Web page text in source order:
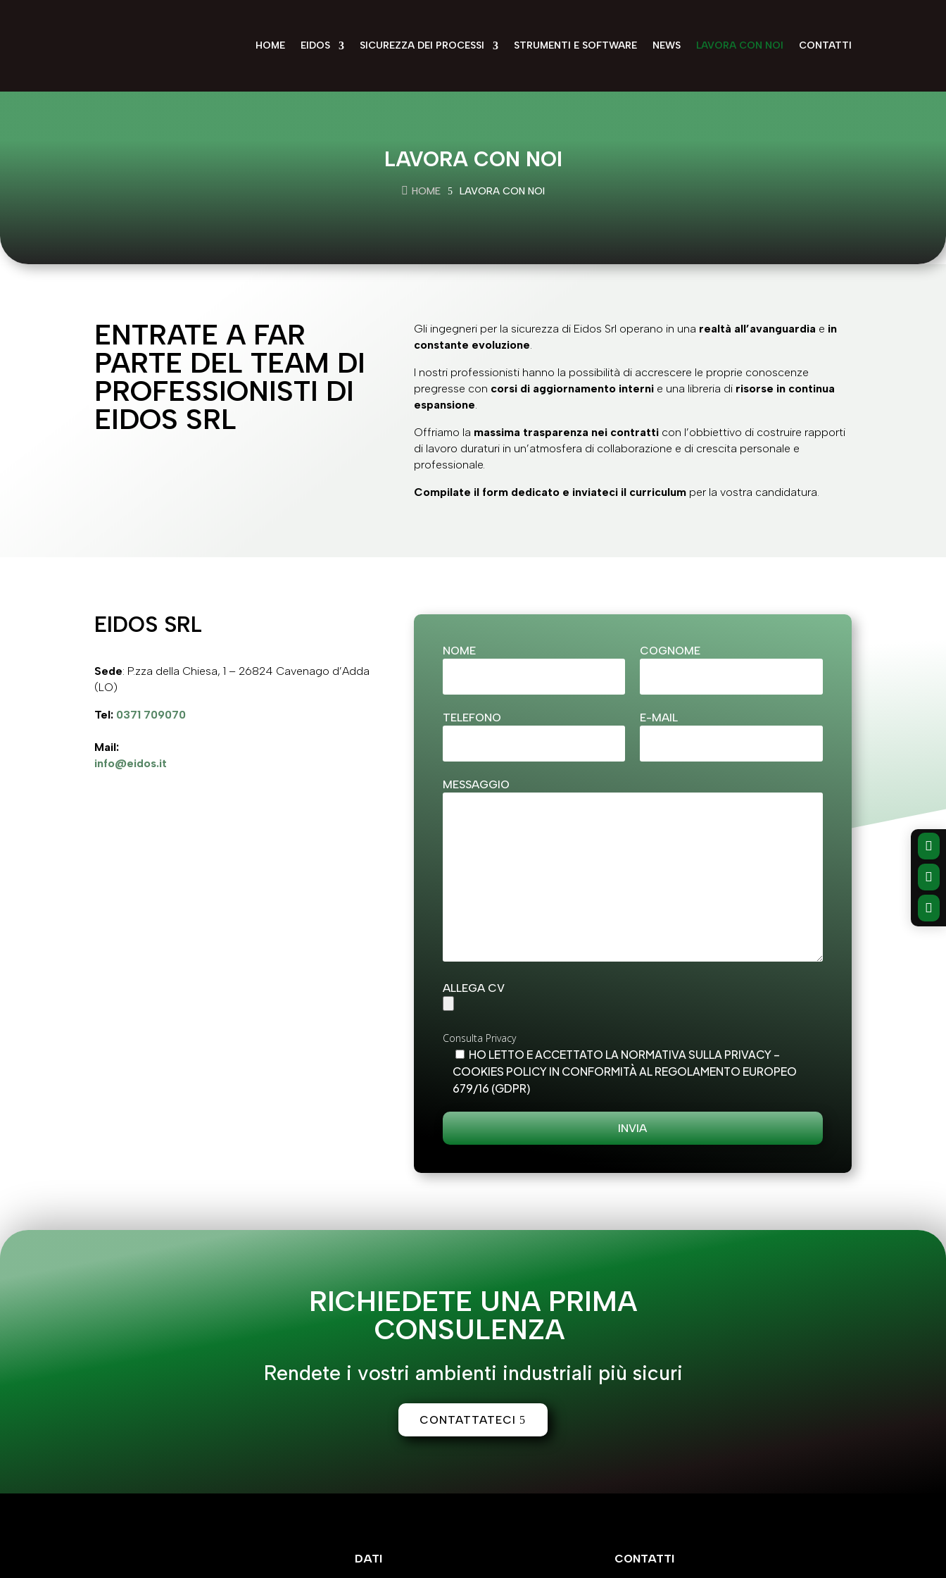
HOME EIDOS SICUREZZA DEI PROCESSI STRUMENTI E SOFTWARE NEWS LAVORA CON NOI CONTATTI
LAVORA CON NOI
 HOME 5 LAVORA CON NOI
ENTRATE A FAR
PARTE DEL TEAM DI
PROFESSIONISTI DI
EIDOS SRL
Gli ingegneri per la sicurezza di Eidos Srl operano in una realtà all’avanguardia e in
constante evoluzione.
I nostri professionisti hanno la possibilità di accrescere le proprie conoscenze
pregresse con corsi di aggiornamento interni e una libreria di risorse in continua
espansione.
Offriamo la massima trasparenza nei contratti con l’obbiettivo di costruire rapporti
di lavoro duraturi in un’atmosfera di collaborazione e di crescita personale e
professionale.
Compilate il form dedicato e inviateci il curriculum per la vostra candidatura.
EIDOS SRL
Sede: P.zza della Chiesa, 1 – 26824 Cavenago d’Adda
(LO)
Tel: 0371 709070
Mail:
info@eidos.it
NOME COGNOME
TELEFONO E-MAIL
MESSAGGIO
ALLEGA CV
Consulta Privacy
HO LETTO E ACCETTATO LA NORMATIVA SULLA PRIVACY –
COOKIES POLICY IN CONFORMITÀ AL REGOLAMENTO EUROPEO
679/16 (GDPR)
INVIA
RICHIEDETE UNA PRIMA
CONSULENZA
Rendete i vostri ambienti industriali più sicuri
CONTATTATECI
DATI CONTATTI


